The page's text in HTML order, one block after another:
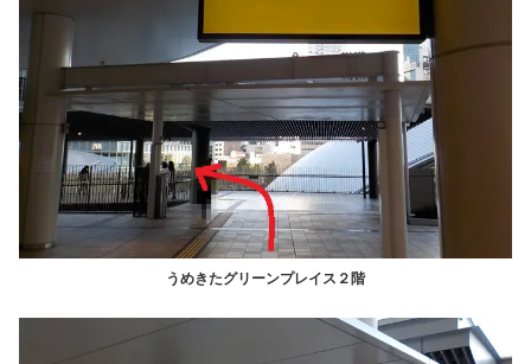
うめきたグリーンプレイス２階